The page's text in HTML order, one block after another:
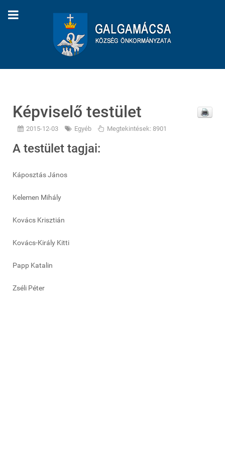
Képviselő testület
2015-12-03 Egyéb Megtekintések: 8901
A testület tagjai:
Káposztás János
Kelemen Mihály
Kovács Krisztián
Kovács-Király Kitti
Papp Katalin
Zséli Péter